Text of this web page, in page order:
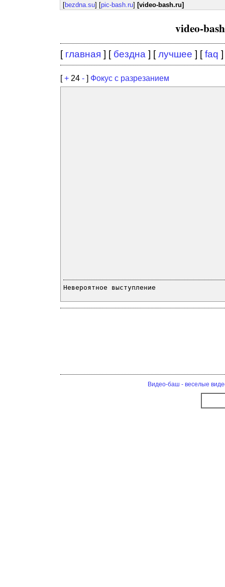
[bezdna.su] [pic-bash.ru] [video-bash.ru]
video-
[ главная ] [ бездна ] [лучшее ] [faq ]
[+ 24 - ] Фокус с разрезанием
Невероятное выступление
Видео-баш - веселые